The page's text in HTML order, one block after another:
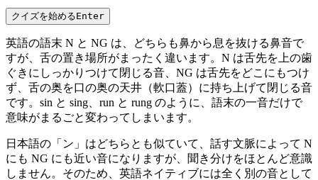
クイズを始めるEnter
英語の語末 N と NG は、どちらも鼻から息を抜ける鼻音で
すが、舌の置き場所がまったく違います。N は舌先を上の歯
ぐきにしっかりつけて閉じる音、NG は舌先をどこにもつけ
ず、舌の奥を口の奥の天井（軟口蓋）に持ち上げて閉じる音
です。sin と sing、run と rung のように、語末の一音だけで
意味がまるごと変わってしまいます。
日本語の「ン」はどちらとも似ていて、話す文脈によって N
にも NG にも近い音になりますが、聞き分けをほとんど意識
しません。そのため、英語ネイティブには全く別の音として